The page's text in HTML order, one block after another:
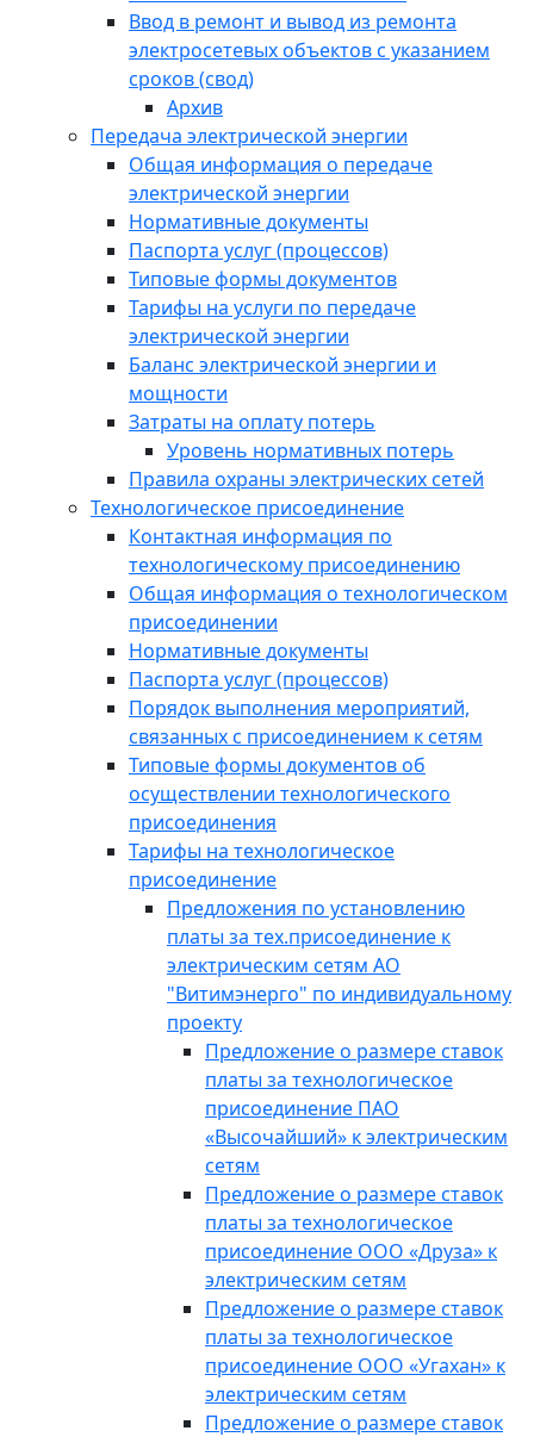
Ввод в ремонт и вывод из ремонта
электросетевых объектов с указанием
сроков (свод)
Архив
Передача электрической энергии
Общая информация о передаче
электрической энергии
Нормативные документы
Паспорта услуг (процессов)
Типовые формы документов
Тарифы на услуги по передаче
электрической энергии
Баланс электрической энергии и
мощности
Затраты на оплату потерь
Уровень нормативных потерь
Правила охраны электрических сетей
Технологическое присоединение
Контактная информация по
технологическому присоединению
Общая информация о технологическом
присоединении
Нормативные документы
Паспорта услуг (процессов)
Порядок выполнения мероприятий,
связанных с присоединением к сетям
Типовые формы документов об
осуществлении технологического
присоединения
Тарифы на технологическое
присоединение
Предложения по установлению
платы за тех.присоединение к
электрическим сетям АО
"Витимэнерго" по индивидуальному
проекту
Предложение о размере ставок
платы за технологическое
присоединение ПАО
«Высочайший» к электрическим
сетям
Предложение о размере ставок
платы за технологическое
присоединение ООО «Друза» к
электрическим сетям
Предложение о размере ставок
платы за технологическое
присоединение ООО «Угахан» к
электрическим сетям
Предложение о размере ставок